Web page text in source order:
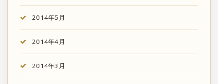
2014年5月
2014年4月
2014年3月